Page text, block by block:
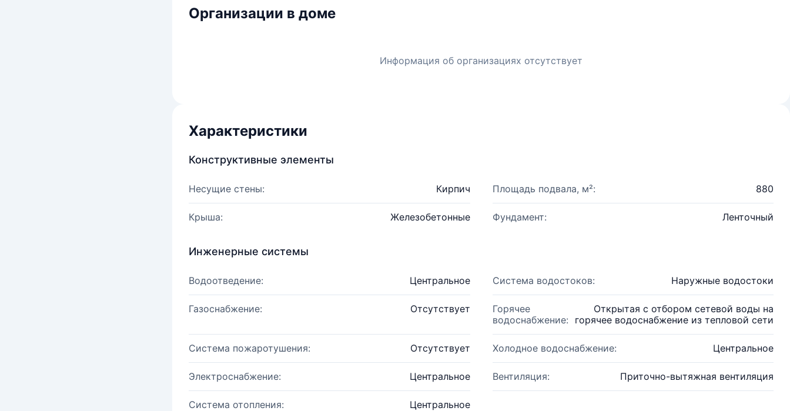
Организации в доме
Информация об организациях отсутствует
Характеристики
Конструктивные элементы
Несущие стены: Кирпич Площадь подвала, м²: 880
Крыша: Железобетонные Фундамент: Ленточный
Инженерные системы
Водоотведение: Центральное Система водостоков: Наружные водостоки
Газоснабжение: Отсутствует
Горячее
водоснабжение:
Открытая с отбором сетевой воды на
горячее водоснабжение из тепловой сети
Система пожаротушения: Отсутствует Холодное водоснабжение: Центральное
Электроснабжение: Центральное Вентиляция: Приточно-вытяжная вентиляция
Система отопления: Центральное